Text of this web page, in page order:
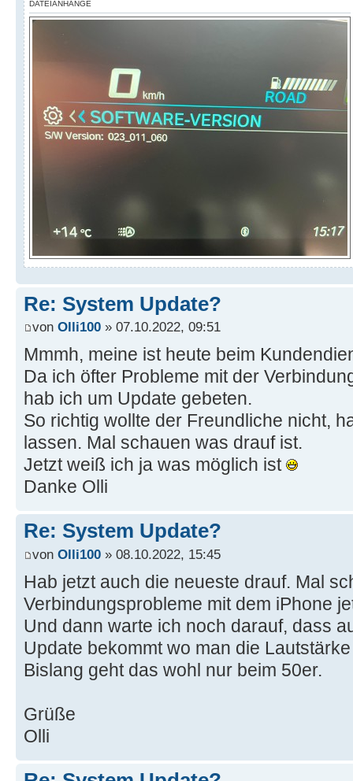
DATEIANHÄNGE
Re: System Update?
von Olli100 » 07.10.2022, 09:51
Mmmh, meine ist heute beim
Da ich öfter Probleme mit der
hab ich um Update gebeten.
So richtig wollte der Freundliche nicht,
lassen. Mal schauen was drauf ist.
Jetzt weiß ich ja was möglich ist
Danke Olli
Re: System Update?
von Olli100 » 08.10.2022, 15:45
Hab jetzt auch die neueste drauf. Mal
Verbindungsprobleme mit dem iPhone
Und dann warte ich noch darauf, dass
Update bekommt wo man die
Bislang geht das wohl nur beim 50er.
Grüße
Olli